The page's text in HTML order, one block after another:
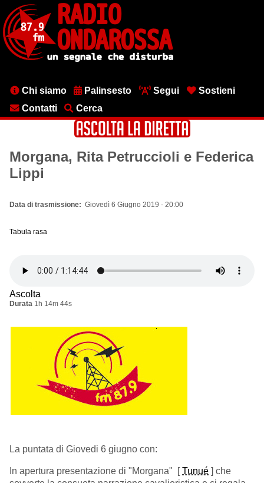
contenuto
principale
MenuChi siamo Palinsesto Segui
Sostieni
Contatti
Cerca
Morgana, Rita Petruccioli e Federica
Lippi
Data di trasmissione Giovedì 6 Giugno 2019 - 20:00
Tabula rasa
Ascolta
Durata 1h 14m 44s
La puntata di Giovedi 6 giugno con:
In apertura presentazione di "Morgana" [Tunué ] che